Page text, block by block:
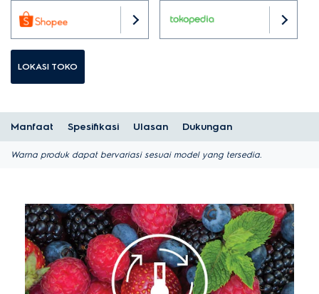
LOKASI TOKO
Manfaat Spesifikasi Ulasan Dukungan
Warna produk dapat bervariasi sesuai model yang tersedia.